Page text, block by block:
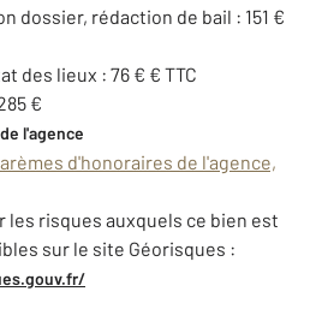
dossier, rédaction de bail : 151 €
des lieux : 76 € € TTC
€
l'agence
d'honoraires de l'agence,
les risques auxquels ce bien est
sur le site Géorisques :